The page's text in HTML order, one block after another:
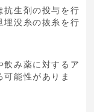
抗生剤の投与を行
埋没糸の抜糸を行
飲み薬に対するア
可能性がありま